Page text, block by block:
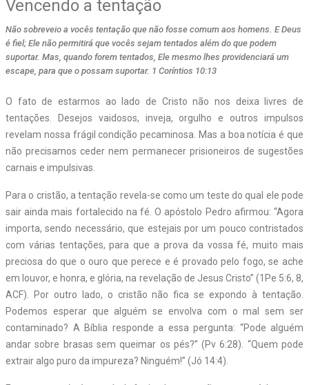
Vencendo a tentação
Não sobreveio a vocês tentação que não fosse comum aos homens. E Deus
é fiel; Ele não permitirá que vocês sejam tentados além do que podem
suportar. Mas, quando forem tentados, Ele mesmo lhes providenciará um
escape, para que o possam suportar. 1 Coríntios 10:13
O fato de estarmos ao lado de Cristo não nos deixa livres de
tentações. Desejos vaidosos, inveja, orgulho e outros impulsos
revelam nossa frágil condição pecaminosa. Mas a boa notícia é que
não precisamos ceder nem permanecer prisioneiros de sugestões
carnais e impulsivas.
Para o cristão, a tentação revela-se como um teste do qual ele pode
sair ainda mais fortalecido na fé. O apóstolo Pedro afirmou: “Agora
importa, sendo necessário, que estejais por um pouco contristados
com várias tentações, para que a prova da vossa fé, muito mais
preciosa do que o ouro que perece e é provado pelo fogo, se ache
em louvor, e honra, e glória, na revelação de Jesus Cristo” (1Pe 5:6, 8,
ACF). Por outro lado, o cristão não fica se expondo à tentação.
Podemos esperar que alguém se envolva com o mal sem ser
contaminado? A Bíblia responde a essa pergunta: “Pode alguém
andar sobre brasas sem queimar os pés?” (Pv 6:28). “Quem pode
extrair algo puro da impureza? Ninguém!” (Jó 14:4).